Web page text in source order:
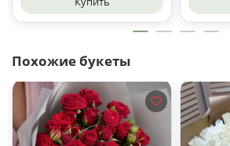
Похожие букеты